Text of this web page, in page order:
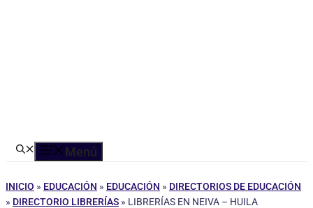
Menú
INICIO » EDUCACIÓN » EDUCACIÓN » DIRECTORIOS DE EDUCACIÓN
» DIRECTORIO LIBRERÍAS » LIBRERÍAS EN NEIVA – HUILA